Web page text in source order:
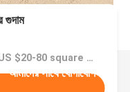
গুদাম
মূল্য：US $20-80 square meter
আমাদের সাথে যোগাযোগ